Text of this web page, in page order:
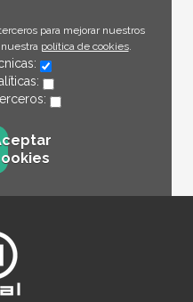
para mejorar nuestros
política de cookies.